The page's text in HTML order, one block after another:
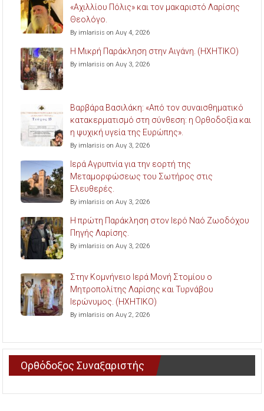
«Αχιλλίου Πόλις» και τον μακαριστό Λαρίσης
Θεολόγο.
By imlarisis on Αυγ 4, 2026
Η Μικρή Παράκληση στην Αιγάνη. (ΗΧΗΤΙΚΟ)
By imlarisis on Αυγ 3, 2026
Βαρβάρα Βασιλάκη: «Από τον συναισθηματικό
κατακερματισμό στη σύνθεση: η Ορθοδοξία και
η ψυχική υγεία της Ευρώπης».
By imlarisis on Αυγ 3, 2026
Ιερά Αγρυπνία για την εορτή της
Μεταμορφώσεως του Σωτήρος στις
Ελευθερές.
By imlarisis on Αυγ 3, 2026
Η πρώτη Παράκληση στον Ιερό Ναό Ζωοδόχου
Πηγής Λαρίσης.
By imlarisis on Αυγ 3, 2026
Στην Κομνήνειο Ιερά Μονή Στομίου ο
Μητροπολίτης Λαρίσης και Τυρνάβου
Ιερώνυμος. (ΗΧΗΤΙΚΟ)
By imlarisis on Αυγ 2, 2026
Ορθόδοξος Συναξαριστής